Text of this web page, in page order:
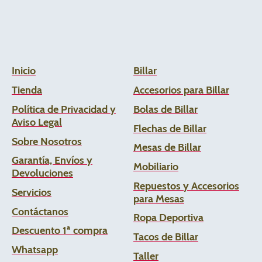
Inicio
Tienda
Política de Privacidad y
Aviso Legal
Sobre Nosotros
Garantía, Envíos y
Devoluciones
Servicios
Contáctanos
Descuento 1ª compra
Whatsapp
Billar
Accesorios para Billar
Bolas de Billar
Flechas de Billar
Mesas de Billar
Mobiliario
Repuestos y Accesorios
para Mesas
Ropa Deportiva
Tacos de Billar
Taller